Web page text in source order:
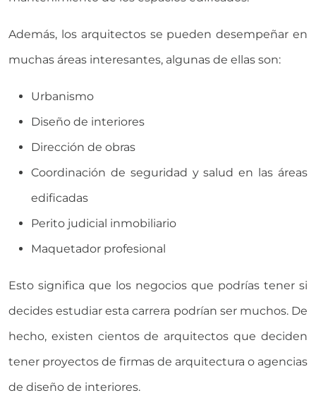
Además, los arquitectos se pueden desempeñar en
muchas áreas interesantes, algunas de ellas son:
Urbanismo
Diseño de interiores
Dirección de obras
Coordinación de seguridad y salud en las áreas
edificadas
Perito judicial inmobiliario
Maquetador profesional
Esto significa que los negocios que podrías tener si
decides estudiar esta carrera podrían ser muchos. De
hecho, existen cientos de arquitectos que deciden
tener proyectos de firmas de arquitectura o agencias
de diseño de interiores.